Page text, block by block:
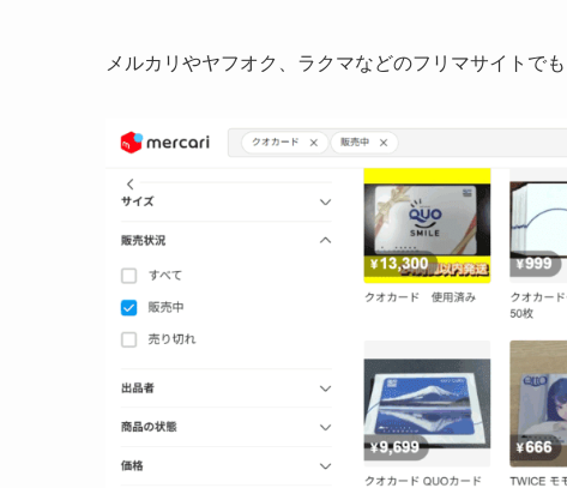
メルカリやヤフオク、ラクマなどのフリマサイトで